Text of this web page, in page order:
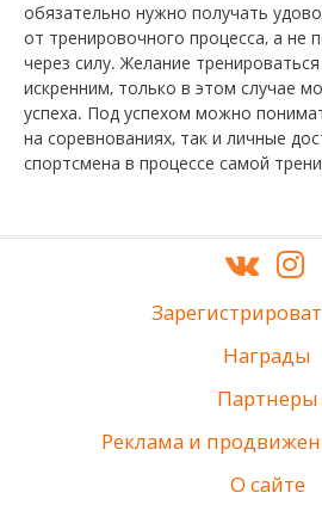
обязательно нужно получать
от тренировочного процесса, а не
через силу. Желание
искренним, только в этом случае
успеха. Под успехом можно
на соревнованиях, так и личные
спортсмена в процессе самой
Награды
Партнеры
Реклама и
О сайте